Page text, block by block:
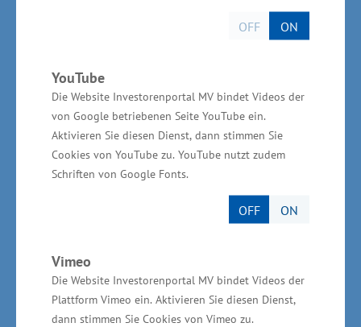
OFF ON
YouTube
Die Website Investorenportal MV bindet Videos der
von Google betriebenen Seite YouTube ein.
Aktivieren Sie diesen Dienst, dann stimmen Sie
Cookies von YouTube zu. YouTube nutzt zudem
Schriften von Google Fonts.
OFF ON
Vimeo
Die Website Investorenportal MV bindet Videos der
Plattform Vimeo ein. Aktivieren Sie diesen Dienst,
dann stimmen Sie Cookies von Vimeo zu.
werkstofftechnische Wechselwirkungen mit sich
bringen. Das Anwendungszentrum soll an zwei
realisiert werden. Kürzlich wurde ein
Mietvertrag für den Standort eines Interim
Anwendungszentrums abgeschlossen. „Das
langfristige Ziel ist, dass Unternehmen im Land
von der Entwicklung neuer Produkte und
Verfahren sowie bei Nutzung alternativer
Wirtschaftsministerium
unterstützt vor Ort